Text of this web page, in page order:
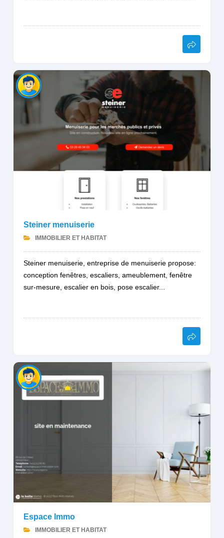
Steiner menuiserie
IMMOBILIER ET HABITAT
Steiner menuiserie, entreprise de menuiserie propose:
conception fenêtres, escaliers, ameublement, fenêtre
sur-mesure, escalier en bois, pose escalier...
Espace Immo
IMMOBILIER ET HABITAT